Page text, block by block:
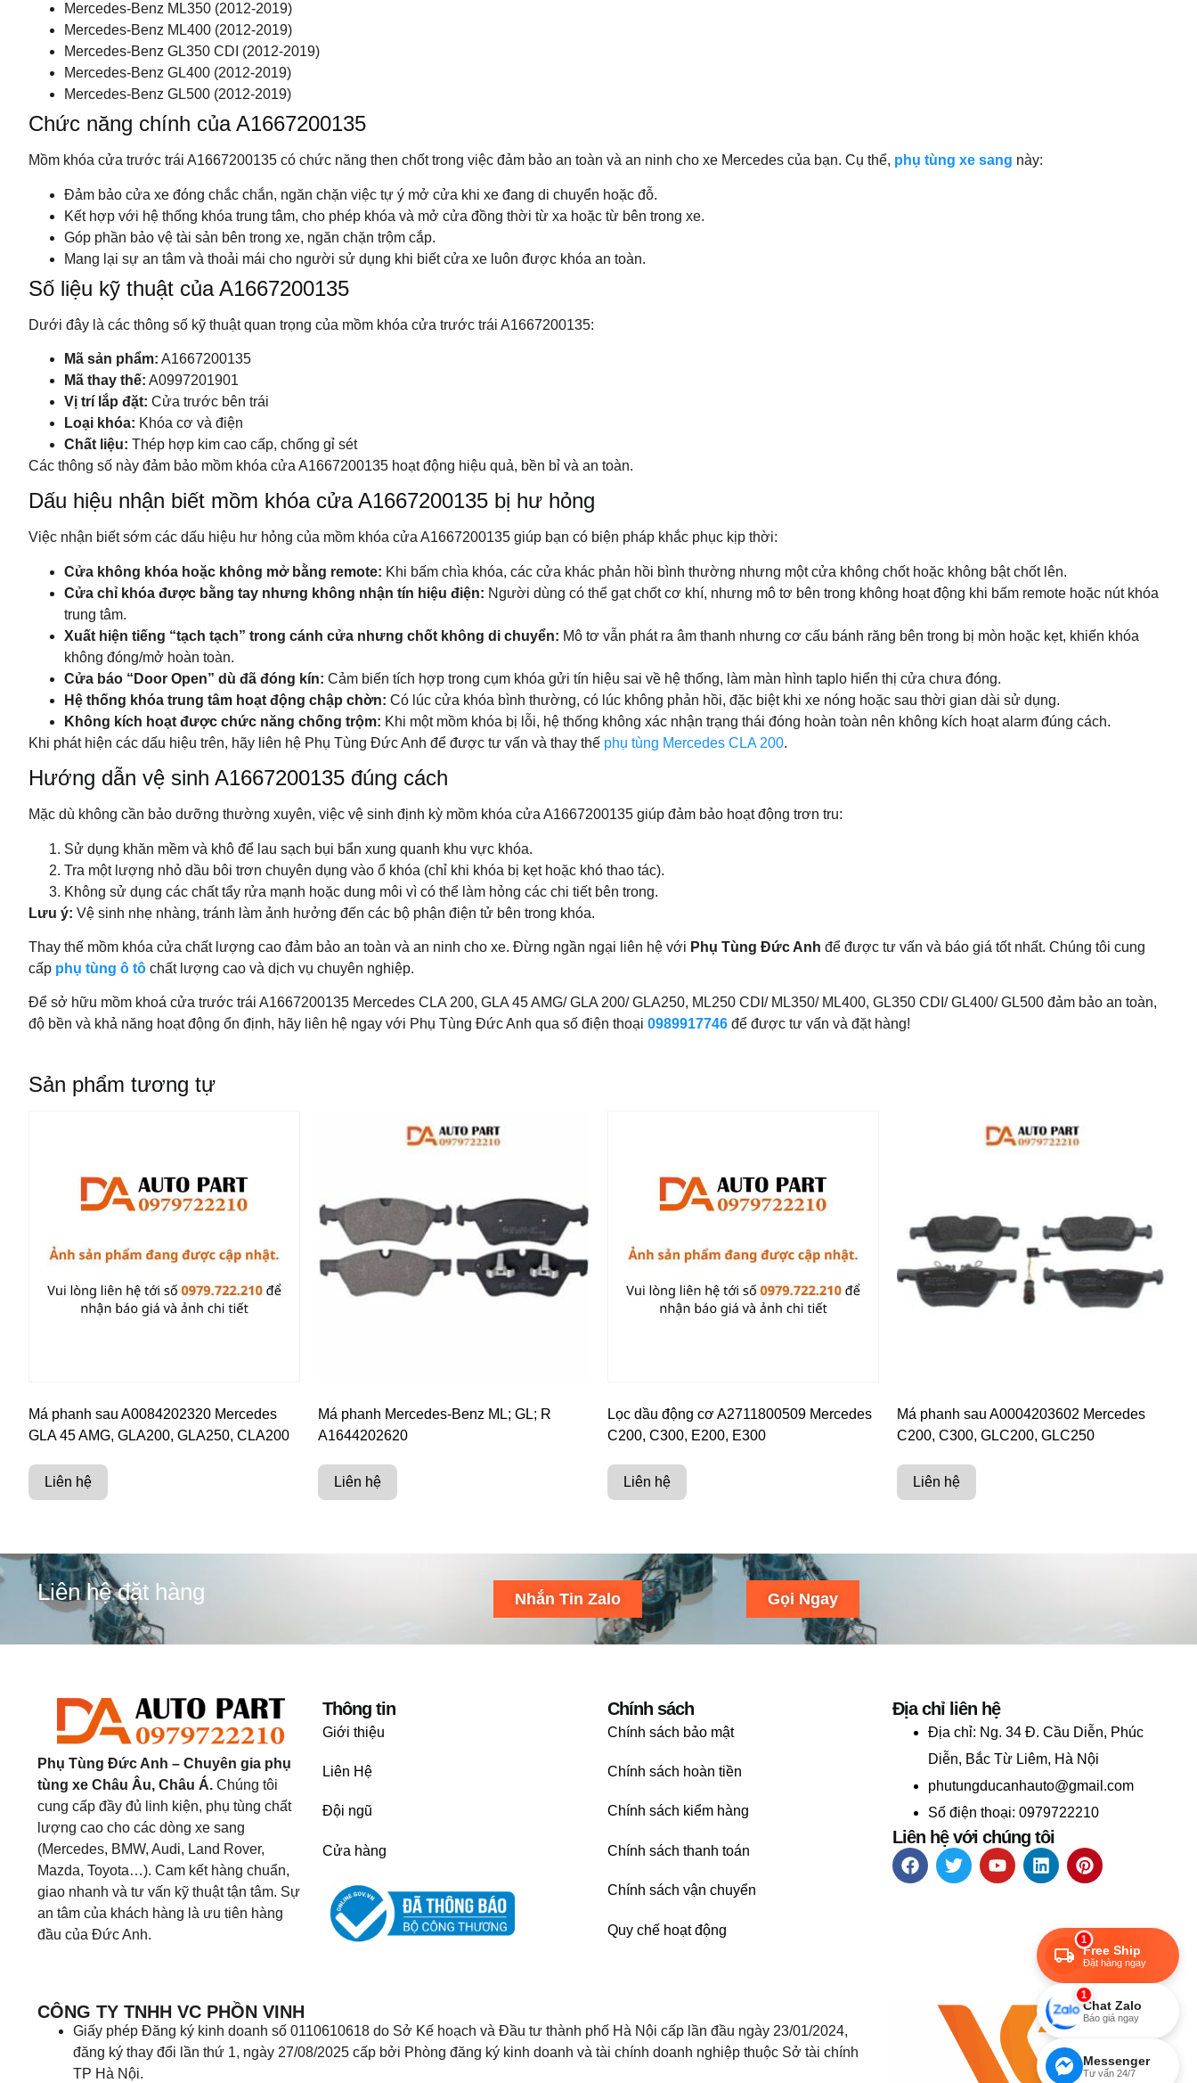
Mercedes-Benz ML350 (2012-2019)
Mercedes-Benz ML400 (2012-2019)
Mercedes-Benz GL350 CDI (2012-2019)
Mercedes-Benz GL400 (2012-2019)
Mercedes-Benz GL500 (2012-2019)
Chức năng chính của A1667200135
Mồm khóa cửa trước trái A1667200135 có chức năng then chốt trong việc đảm bảo an toàn và an ninh cho xe Mercedes của bạn. Cụ thể, phụ tùng xe sang này:
Đảm bảo cửa xe đóng chắc chắn, ngăn chặn việc tự ý mở cửa khi xe đang di chuyển hoặc đỗ.
Kết hợp với hệ thống khóa trung tâm, cho phép khóa và mở cửa đồng thời từ xa hoặc từ bên trong xe.
Góp phần bảo vệ tài sản bên trong xe, ngăn chặn trộm cắp.
Mang lại sự an tâm và thoải mái cho người sử dụng khi biết cửa xe luôn được khóa an toàn.
Số liệu kỹ thuật của A1667200135
Dưới đây là các thông số kỹ thuật quan trọng của mồm khóa cửa trước trái A1667200135:
Mã sản phẩm: A1667200135
Mã thay thế: A0997201901
Vị trí lắp đặt: Cửa trước bên trái
Loại khóa: Khóa cơ và điện
Chất liệu: Thép hợp kim cao cấp, chống gỉ sét
Các thông số này đảm bảo mồm khóa cửa A1667200135 hoạt động hiệu quả, bền bỉ và an toàn.
Dấu hiệu nhận biết mồm khóa cửa A1667200135 bị hư hỏng
Việc nhận biết sớm các dấu hiệu hư hỏng của mồm khóa cửa A1667200135 giúp bạn có biện pháp khắc phục kịp thời:
Cửa không khóa hoặc không mở bằng remote: Khi bấm chìa khóa, các cửa khác phản hồi bình thường nhưng một cửa không chốt hoặc không bật chốt lên.
Cửa chỉ khóa được bằng tay nhưng không nhận tín hiệu điện: Người dùng có thể gạt chốt cơ khí, nhưng mô tơ bên trong không hoạt động khi bấm remote hoặc nút khóa
trung tâm.
Xuất hiện tiếng “tạch tạch” trong cánh cửa nhưng chốt không di chuyển: Mô tơ vẫn phát ra âm thanh nhưng cơ cấu bánh răng bên trong bị mòn hoặc kẹt, khiến khóa
không đóng/mở hoàn toàn.
Cửa báo “Door Open” dù đã đóng kín: Cảm biến tích hợp trong cụm khóa gửi tín hiệu sai về hệ thống, làm màn hình taplo hiển thị cửa chưa đóng.
Hệ thống khóa trung tâm hoạt động chập chờn: Có lúc cửa khóa bình thường, có lúc không phản hồi, đặc biệt khi xe nóng hoặc sau thời gian dài sử dụng.
Không kích hoạt được chức năng chống trộm: Khi một mồm khóa bị lỗi, hệ thống không xác nhận trạng thái đóng hoàn toàn nên không kích hoạt alarm đúng cách.
Khi phát hiện các dấu hiệu trên, hãy liên hệ Phụ Tùng Đức Anh để được tư vấn và thay thế phụ tùng Mercedes CLA 200.
Hướng dẫn vệ sinh A1667200135 đúng cách
Mặc dù không cần bảo dưỡng thường xuyên, việc vệ sinh định kỳ mồm khóa cửa A1667200135 giúp đảm bảo hoạt động trơn tru:
Sử dụng khăn mềm và khô để lau sạch bụi bẩn xung quanh khu vực khóa.
Tra một lượng nhỏ dầu bôi trơn chuyên dụng vào ổ khóa (chỉ khi khóa bị kẹt hoặc khó thao tác).
Không sử dụng các chất tẩy rửa mạnh hoặc dung môi vì có thể làm hỏng các chi tiết bên trong.
Lưu ý: Vệ sinh nhẹ nhàng, tránh làm ảnh hưởng đến các bộ phận điện tử bên trong khóa.
Thay thế mồm khóa cửa chất lượng cao đảm bảo an toàn và an ninh cho xe. Đừng ngần ngại liên hệ với Phụ Tùng Đức Anh để được tư vấn và báo giá tốt nhất. Chúng tôi cung
cấp phụ tùng ô tô chất lượng cao và dịch vụ chuyên nghiệp.
Để sở hữu mồm khoá cửa trước trái A1667200135 Mercedes CLA 200, GLA 45 AMG/ GLA 200/ GLA250, ML250 CDI/ ML350/ ML400, GL350 CDI/ GL400/ GL500 đảm bảo an toàn,
độ bền và khả năng hoạt động ổn định, hãy liên hệ ngay với Phụ Tùng Đức Anh qua số điện thoại 0989917746 để được tư vấn và đặt hàng!
Sản phẩm tương tự
Má phanh sau A0084202320 Mercedes
GLA 45 AMG, GLA200, GLA250, CLA200
Liên hệ
Má phanh Mercedes-Benz ML; GL; R
A1644202620
Liên hệ
Lọc dầu động cơ A2711800509 Mercedes
C200, C300, E200, E300
Liên hệ
Má phanh sau A0004203602 Mercedes
C200, C300, GLC200, GLC250
Liên hệ
Liên hệ đặt hàng Nhắn Tin Zalo Gọi Ngay
Phụ Tùng Đức Anh – Chuyên gia phụ
tùng xe Châu Âu, Châu Á. Chúng tôi
cung cấp đầy đủ linh kiện, phụ tùng chất
lượng cao cho các dòng xe sang
(Mercedes, BMW, Audi, Land Rover,
Mazda, Toyota…). Cam kết hàng chuẩn,
giao nhanh và tư vấn kỹ thuật tận tâm. Sự
an tâm của khách hàng là ưu tiên hàng
đầu của Đức Anh.
Thông tin
Giới thiệu
Liên Hệ
Đội ngũ
Cửa hàng
Chính sách
Chính sách bảo mật
Chính sách hoàn tiền
Chính sách kiểm hàng
Chính sách thanh toán
Chính sách vận chuyển
Quy chế hoạt động
Địa chỉ liên hệ
Địa chỉ: Ng. 34 Đ. Cầu Diễn, Phúc
Diễn, Bắc Từ Liêm, Hà Nội
phutungducanhauto@gmail.com
Số điện thoại: 0979722210
Liên hệ với chúng tôi
CÔNG TY TNHH VC PHỒN VINH
Giấy phép Đăng ký kinh doanh số 0110610618 do Sở Kế hoạch và Đầu tư thành phố Hà Nội cấp lần đầu ngày 23/01/2024,
đăng ký thay đổi lần thứ 1, ngày 27/08/2025 cấp bởi Phòng đăng ký kinh doanh và tài chính doanh nghiệp thuộc Sở tài chính
TP Hà Nội.
1
Free Ship
Đặt hàng ngay
1
Chat Zalo
Báo giá ngay
Messenger
Tư vấn 24/7